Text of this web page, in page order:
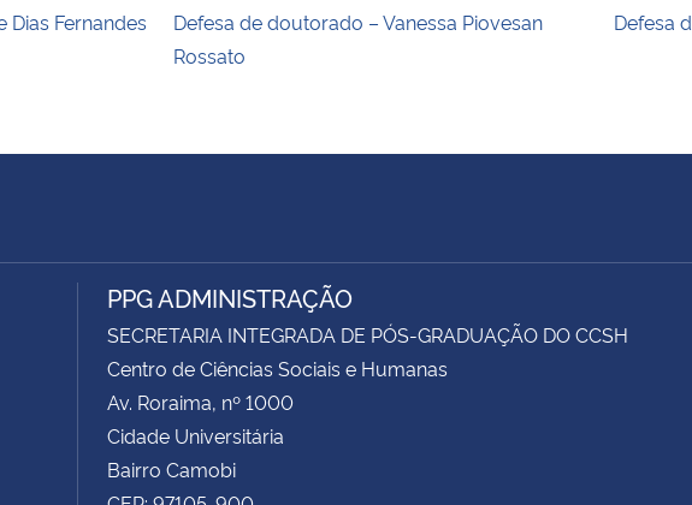
Dias Fernandes
Defesa de doutorado – Vanessa Piovesan
Rossato
Defesa
PPG ADMINISTRAÇÃO
SECRETARIA INTEGRADA DE PÓS-GRADUAÇÃO DO CCSH
Centro de Ciências Sociais e Humanas
Av. Roraima, nº 1000
Cidade Universitária
Bairro Camobi